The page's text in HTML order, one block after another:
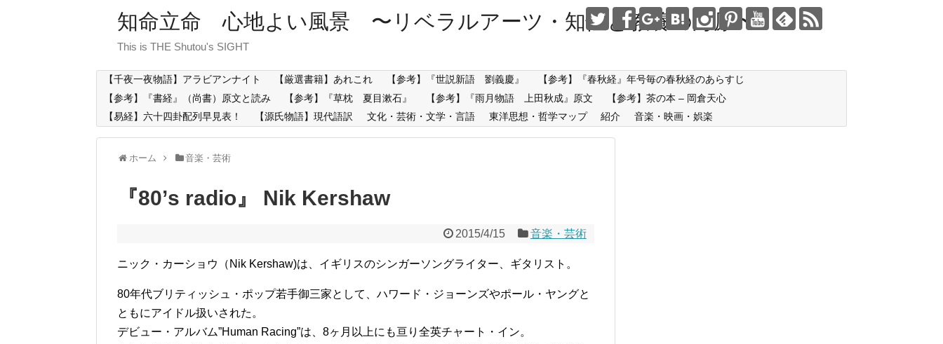
知命立命 心地よい風景 〜リベラルアーツ・知性と教養の海原〜
This is THE Shutou's SIGHT
【千夜一夜物語】アラビアンナイト 【厳選書籍】あれこれ 【参考】『世説新語 劉義慶』
【参考】『春秋経』年号毎の春秋経のあらすじ
【参考】『書経』（尚書）原文と読み
【参考】『草枕 夏目漱石』 【参考】『雨月物語 上田秋成』原文
【参考】茶の本 – 岡倉天心
【易経】六十四卦配列早見表！
【源氏物語】現代語訳 文化・芸術・文学・言語 東洋思想・哲学マップ 紹介 音楽・映画・娯楽
ホーム 音楽・芸術
『80’s radio』 Nik Kershaw
2015/4/15 音楽・芸術
ニック・カーショウ（Nik Kershaw)は、イギリスのシンガーソングライター、ギタリスト。
80年代ブリティッシュ・ポップ若手御三家として、ハワード・ジョーンズやポール・ヤングと
ともにアイドル扱いされた。
デビュー・アルバム”Human Racing”は、8ヶ月以上にも亘り全英チャート・イン。